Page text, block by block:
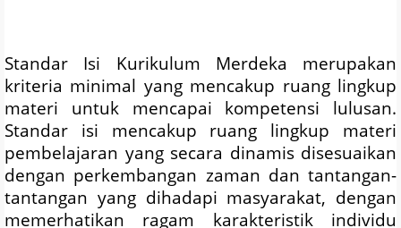
Standar Isi Kurikulum Merdeka merupakan
kriteria minimal yang mencakup ruang lingkup
materi untuk mencapai kompetensi lulusan.
Standar isi mencakup ruang lingkup materi
pembelajaran yang secara dinamis disesuaikan
dengan perkembangan zaman dan tantangan-
tantangan yang dihadapi masyarakat, dengan
memerhatikan ragam karakteristik individu